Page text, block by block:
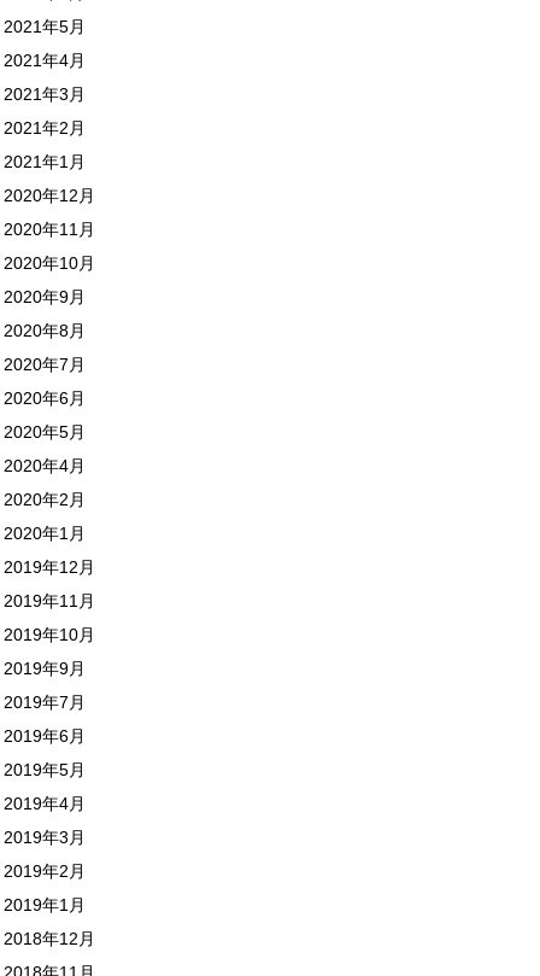
2021年5月
2021年4月
2021年3月
2021年2月
2021年1月
2020年12月
2020年11月
2020年10月
2020年9月
2020年8月
2020年7月
2020年6月
2020年5月
2020年4月
2020年2月
2020年1月
2019年12月
2019年11月
2019年10月
2019年9月
2019年7月
2019年6月
2019年5月
2019年4月
2019年3月
2019年2月
2019年1月
2018年12月